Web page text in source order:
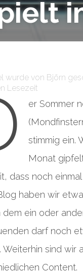
wurde von Björn
Lesezeit
er Sommer
stimmig ein.
Monat
dass noch
haben wir
dem ein oder
darf noch
Weiterhin sind wir
Content.